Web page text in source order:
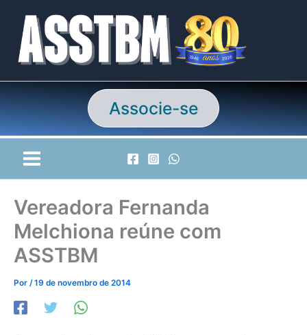
conteúdo
Associe-se
Vereadora Fernanda
Melchiona reúne com
ASSTBM
Por /19 de novembro de 2014